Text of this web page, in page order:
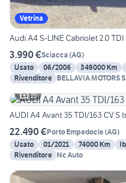
Vetrina
Audi A4 S-LINE Cabriolet 2.0 TDI
3.990 €Sciacca (AG)
Usato
06/2006 349000 Km
Rivenditore BELLAVIA MOTORS
16
AUDI A4 Avant 35 TDI/163 CV S
22.490 €Porto Empedocle(AG)
Usato
01/2021 74000 Km
Rivenditore Nc Auto